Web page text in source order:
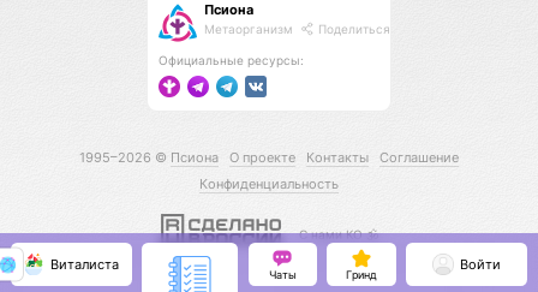
Псиона
Метаорганизм Поделиться
Официальные ресурсы:
1995–2026 © Псиона О проекте Контакты
Соглашение
Конфиденциальность
С нами КО 🕉️
Виталиста
Чаты Гринд
Войти